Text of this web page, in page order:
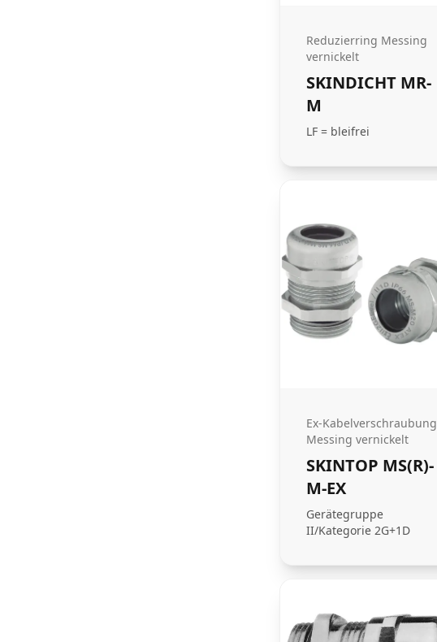
Reduzierring Messing
vernickelt
SKINDICHT MR-
M
LF = bleifrei
Ex-Kabelverschraubung
Messing vernickelt
SKINTOP MS(R)-
M-EX
Gerätegruppe
II/Kategorie 2G+1D